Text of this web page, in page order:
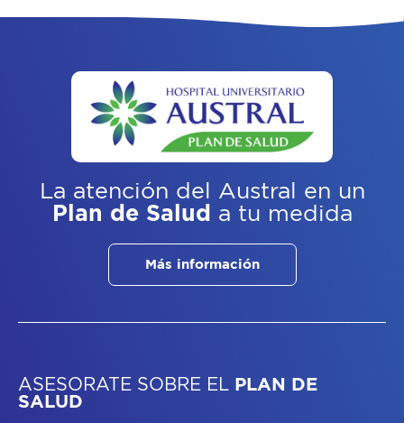
La atención del Austral
en un
Plan de Salud a tu medida
Más información